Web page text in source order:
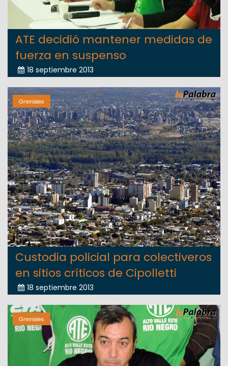
ATE decidió mantener medidas de
fuerza en suspenso
18 septiembre 2013
Gremiales
Custodia policial para colectiveros
en sitios críticos de Cipolletti
18 septiembre 2013
Gremiales